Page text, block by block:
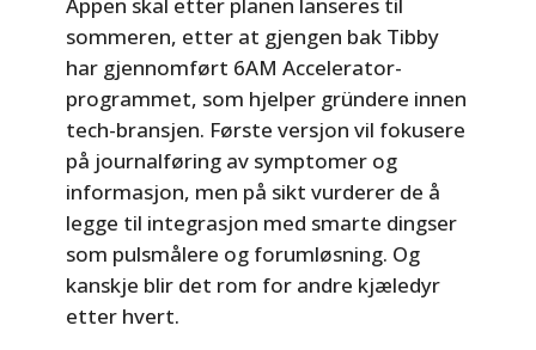
Appen skal etter planen lanseres til
sommeren, etter at gjengen bak Tibby
har gjennomført 6AM Accelerator-
programmet, som hjelper gründere innen
tech-bransjen. Første versjon vil fokusere
på journalføring av symptomer og
informasjon, men på sikt vurderer de å
legge til integrasjon med smarte dingser
som pulsmålere og forumløsning. Og
kanskje blir det rom for andre kjæledyr
etter hvert.